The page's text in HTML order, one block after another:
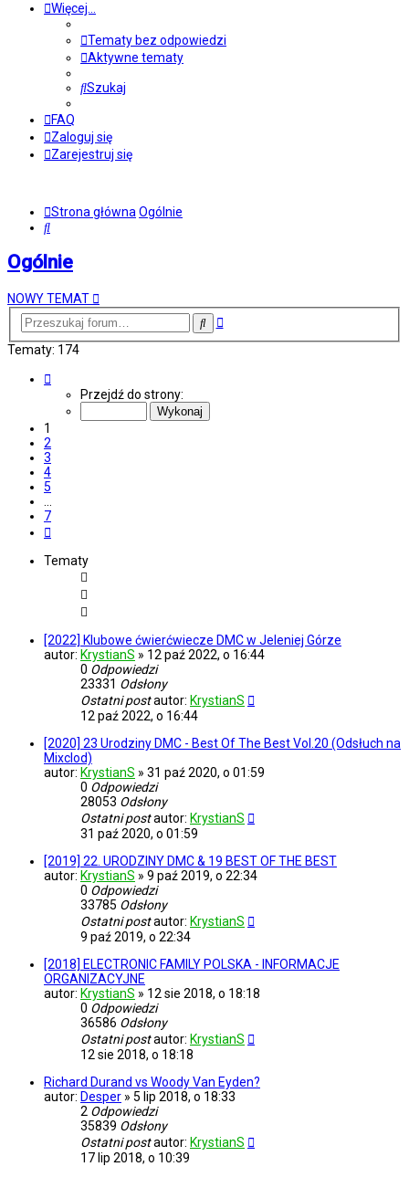
Więcej…
Tematy bez odpowiedzi
Aktywne tematy
Szukaj
FAQ
Zaloguj się
Zarejestruj się
Strona główna Ogólnie
Szukaj
Ogólnie
NOWY TEMAT
SzukajWyszukiwanie
Tematy: 174
Przejdź do strony:
1
2
3
4
5
…
7
Tematy
[2022] Klubowe ćwierćwiecze DMC w Jeleniej Górze
autor: KrystianS » 12 paź 2022, o 16:44
0 Odpowiedzi
23331 Odsłony
Ostatni postautor: KrystianS
12 paź 2022, o 16:44
[2020] 23 Urodziny DMC - Best Of The Best Vol.20 (Odsłuch na
Mixclod)
autor: KrystianS » 31 paź 2020, o 01:59
0 Odpowiedzi
28053 Odsłony
Ostatni postautor: KrystianS
31 paź 2020, o 01:59
[2019] 22. URODZINY DMC & 19 BEST OF THE BEST
autor: KrystianS » 9 paź 2019, o 22:34
0 Odpowiedzi
33785 Odsłony
Ostatni postautor: KrystianS
9 paź 2019, o 22:34
[2018] ELECTRONIC FAMILY POLSKA - INFORMACJE
ORGANIZACYJNE
autor: KrystianS » 12 sie 2018, o 18:18
0 Odpowiedzi
36586 Odsłony
Ostatni postautor: KrystianS
12 sie 2018, o 18:18
Richard Durand vs Woody Van Eyden?
autor: Desper » 5 lip 2018, o 18:33
2 Odpowiedzi
35839 Odsłony
Ostatni postautor: KrystianS
17 lip 2018, o 10:39